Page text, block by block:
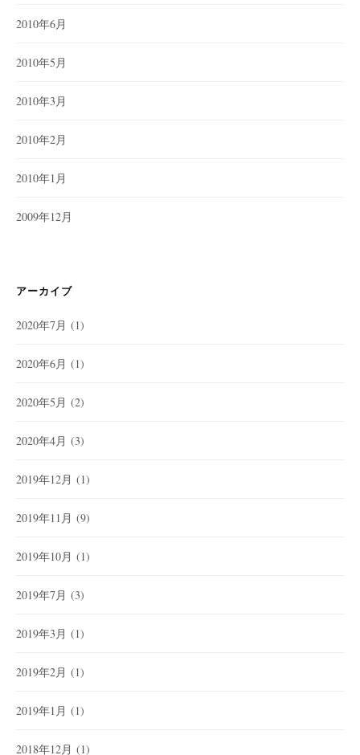
2010年6月
2010年5月
2010年3月
2010年2月
2010年1月
2009年12月
アーカイブ
2020年7月 (1)
2020年6月 (1)
2020年5月 (2)
2020年4月 (3)
2019年12月 (1)
2019年11月 (9)
2019年10月 (1)
2019年7月 (3)
2019年3月 (1)
2019年2月 (1)
2019年1月 (1)
2018年12月 (1)